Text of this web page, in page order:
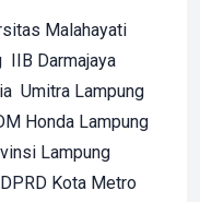
Malahayati
IIB Darmajaya
Umitra Lampung
Honda Lampung
Lampung
DPRD Kota Metro